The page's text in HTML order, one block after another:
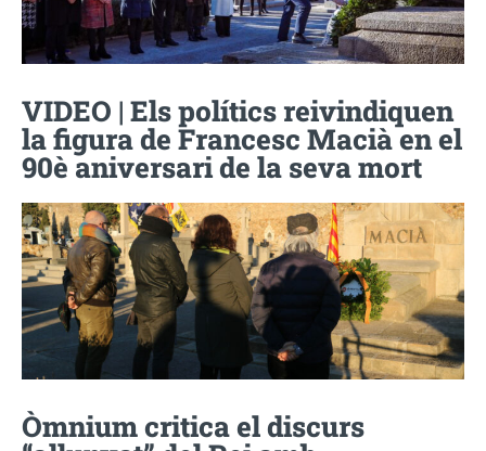
VIDEO | Els polítics reivindiquen
la figura de Francesc Macià en el
90è aniversari de la seva mort
Òmnium critica el discurs